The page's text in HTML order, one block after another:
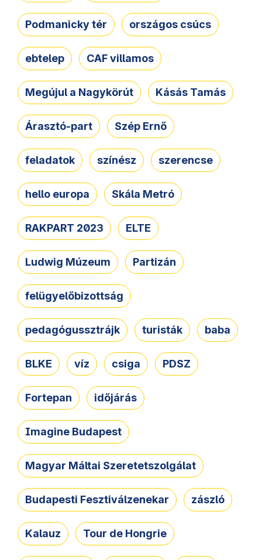
Podmanicky tér országos csúcs
ebtelep CAF villamos
Megújul a Nagykörút Kásás Tamás
Árasztó-part Szép Ernő
feladatok színész szerencse
hello europa Skála Metró
RAKPART 2023 ELTE
Ludwig Múzeum Partizán
felügyelőbizottság
pedagógussztrájk turisták baba
BLKE víz csiga PDSZ
Fortepan időjárás
Imagine Budapest
Magyar Máltai Szeretetszolgálat
Budapesti Fesztiválzenekar zászló
Kalauz Tour de Hongrie